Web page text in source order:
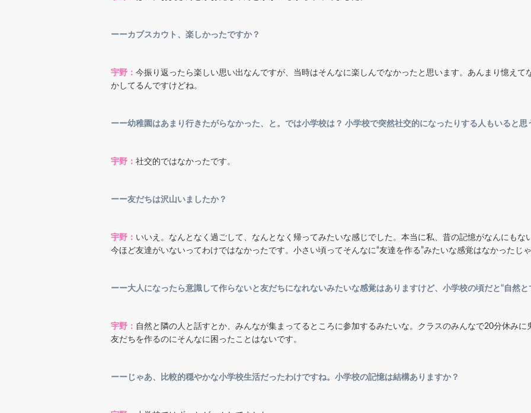
ーーカブスカウト、楽しかったですか？
宇野： 今振り返ったら楽しい思い出なんですが、当時はそんなに楽しんでなかったと思います。あんまり憶えて
かしてるんですけどね。
ーー幼稚園はあまり行きたがらなかった、と。では小学校は？ 小学校で突然社交的になったりする人もいると思
宇野： 社交的ではなかったです。
ーー友だちは沢山いましたか？
宇野： いいえ。なんとなく過ごして、なんとなく帰ってみたいな感じでした。本当に私、昔の記憶がなんにもな
今ほど友達がいないってわけではなかったです。小さい頃ってそんなに“友達を作る”みたいな感覚はなかったじゃ
ーー大人になったら意識して作らないと友だちになれないみたいな感覚はありますけど、小学校の頃だと“自然と
宇野： 自然と隣の人と話すとか、みんなが集まってるところに参加するみたいな。クラスのみんなで20分休みに
友だちを作るのにそんなに困ったことはないです。
ーーじゃあ、比較的穏やかな小学校生活だったわけですね。小学校の記憶は結構ありますか？